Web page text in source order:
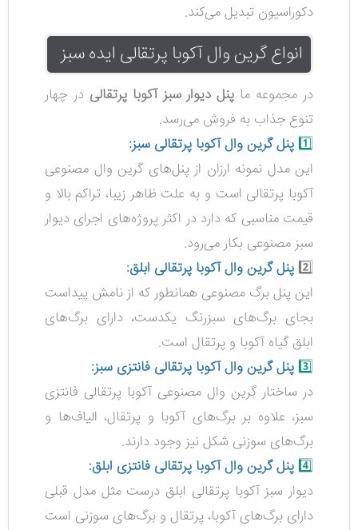
دکوراسیون تبدیل می‌کند.
انواع گرین وال آکوبا پرتقالی ایده سبز
در مجموعه ما پنل دیوار سبز آکوبا پرتقالی در چهار
تنوع جذاب به فروش می‌رسد.
1️⃣پنل گرین وال آکوبا پرتقالی سبز:
این مدل نمونه ارزان از پنل‌های گرین وال مصنوعی
آکوبا پرتقالی است و به علت ظاهر زیبا، تراکم بالا و
قیمت مناسبی که دارد در اکثر پروژه‌های اجرای دیوار
سبز مصنوعی بکار می‌رود.
2️⃣ پنل گرین وال آکوبا پرتقالی ابلق:
این پنل برگ مصنوعی همانطور که از نامش پیداست
بجای برگ‌های سبزرنگ یکدست، دارای برگ‌های
ابلق گیاه آکوبا و پرتقال است.
3️⃣پنل گرین وال آکوبا پرتقالی فانتزی سبز:
در ساختار گرین وال مصنوعی آکوبا پرتقالی فانتزی
سبز، علاوه بر برگ‌های آکوبا و پرتقال، الیاف‌ها و
برگ‌های سوزنی شکل نیز وجود دارند.
4️⃣پنل گرین وال آکوبا پرتقالی فانتزی ابلق:
دیوار سبز آکوبا پرتقالی ابلق درست مثل مدل قبلی
دارای برگ‌های آکوبا، پرتقال و برگ‌های سوزنی است